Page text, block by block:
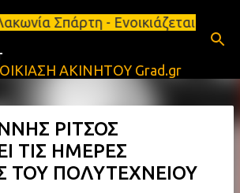
στο κύριο περιεχόμενο
- Ενοικιάζεται κατάστημα
ΑΚΙΝΗΤΟΥ Grad.gr
ΡΙΤΣΟΣ
ΤΙΣ ΗΜΕΡΕΣ
ΤΟΥ ΠΟΛΥΤΕΧΝΕΙΟΥ